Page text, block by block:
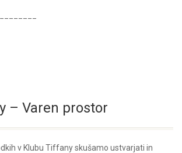
– Varen prostor
v Klubu Tiffany skušamo ustvarjati in